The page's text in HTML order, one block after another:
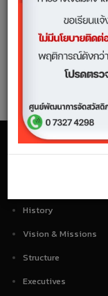
วันที่ 28 APR 2025 |
History
Vision & Missions
Structure
Executives